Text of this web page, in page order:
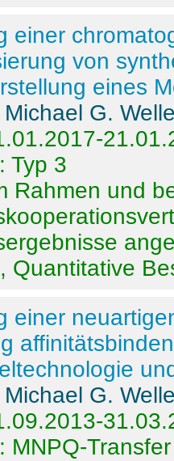
einer
von
eines
G.
Typ 3
Rahmen und
Quantitative
einer
G.
MNPQ-Transfer